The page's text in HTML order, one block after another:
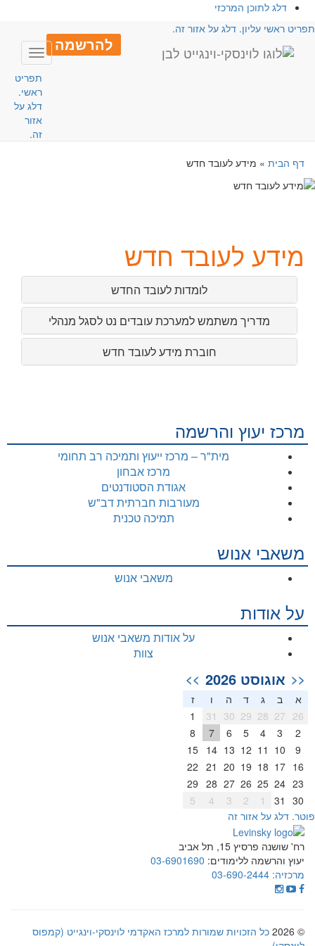
דלג לתוכן המרכזי
ראשי עליון. דלג על אזור זה.
להרשמה
Toggle
תפריט
ראשי.
דלג על
אזור
זה.
דף הבית» מידע לעובד חדש
מידע לעובד חדש
לומדות לעובד החדש
מדריך משתמש למערכת עובדים נט לסגל מנהלי
חוברת מידע לעובד חדש
מרכז יעוץ והרשמה
מית"ר – מרכז ייעוץ ותמיכה רב תחומי
מרכז אבחון
אגודת הסטודנטים
מעורבות חברתית דב"ש
תמיכה טכנית
משאבי אנוש
משאבי אנוש
על אודות
על אודות משאבי אנוש
צוות
<< אוגוסט 2026 >>
א ב ג ד ה
ז
26
27
28
29
30
31
2
3
4
5
6
7
8
9
10
11
12
13
14
15
16
17
18
19
20
21
22
23
24
25
26
27
28
29
30
31
2
3
4
5
דלג על אזור זה
רח' שושנה פרסיץ 15, תל אביב
יעוץ והרשמה ללימודים: 03-6901690
מרכזיה: 03-690-2444
© 2026
כל הזכויות שמורות למרכז האקדמי לוינסקי-וינגייט (קמפוס